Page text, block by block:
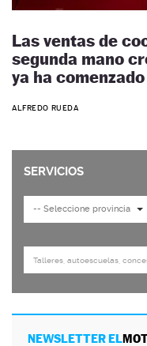
Las ventas de
segunda mano
ya ha comenzado
ALFREDO RUEDA
NEWSLETTER EL